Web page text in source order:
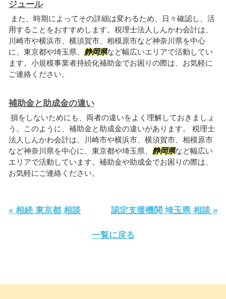
ジュール
また、時期によってその詳細は変わるため、日々確認し、活
用することをおすすめします。税理士法人しんかわ会計は、
川崎市や横浜市、横須賀市、相模原市など神奈川県を中心
に、東京都や埼玉県、 静岡県など幅広いエリアで活動してい
ます。小規模事業者持続化補助金でお困りの際は、お気軽に
ご連絡ください。
補助金と助成金の違い
損をしないためにも、両者の違いをよく理解しておきましょ
う。このように、補助金と助成金の違いがあります。 税理士
法人しんかわ会計は、川崎市や横浜市、横須賀市、相模原市
など神奈川県を中心に、東京都や埼玉県、 静岡県など幅広い
エリアで活動しています。補助金や助成金でお困りの際は、
お気軽にご連絡ください。
« 相続 東京都 相談 認定支援機関 埼玉県 相談 »
一覧に戻る